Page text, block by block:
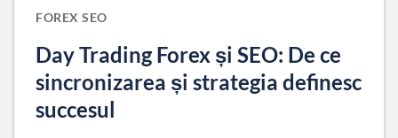
FOREX SEO
Day Trading Forex și SEO: De ce
sincronizarea și strategia definesc
succesul